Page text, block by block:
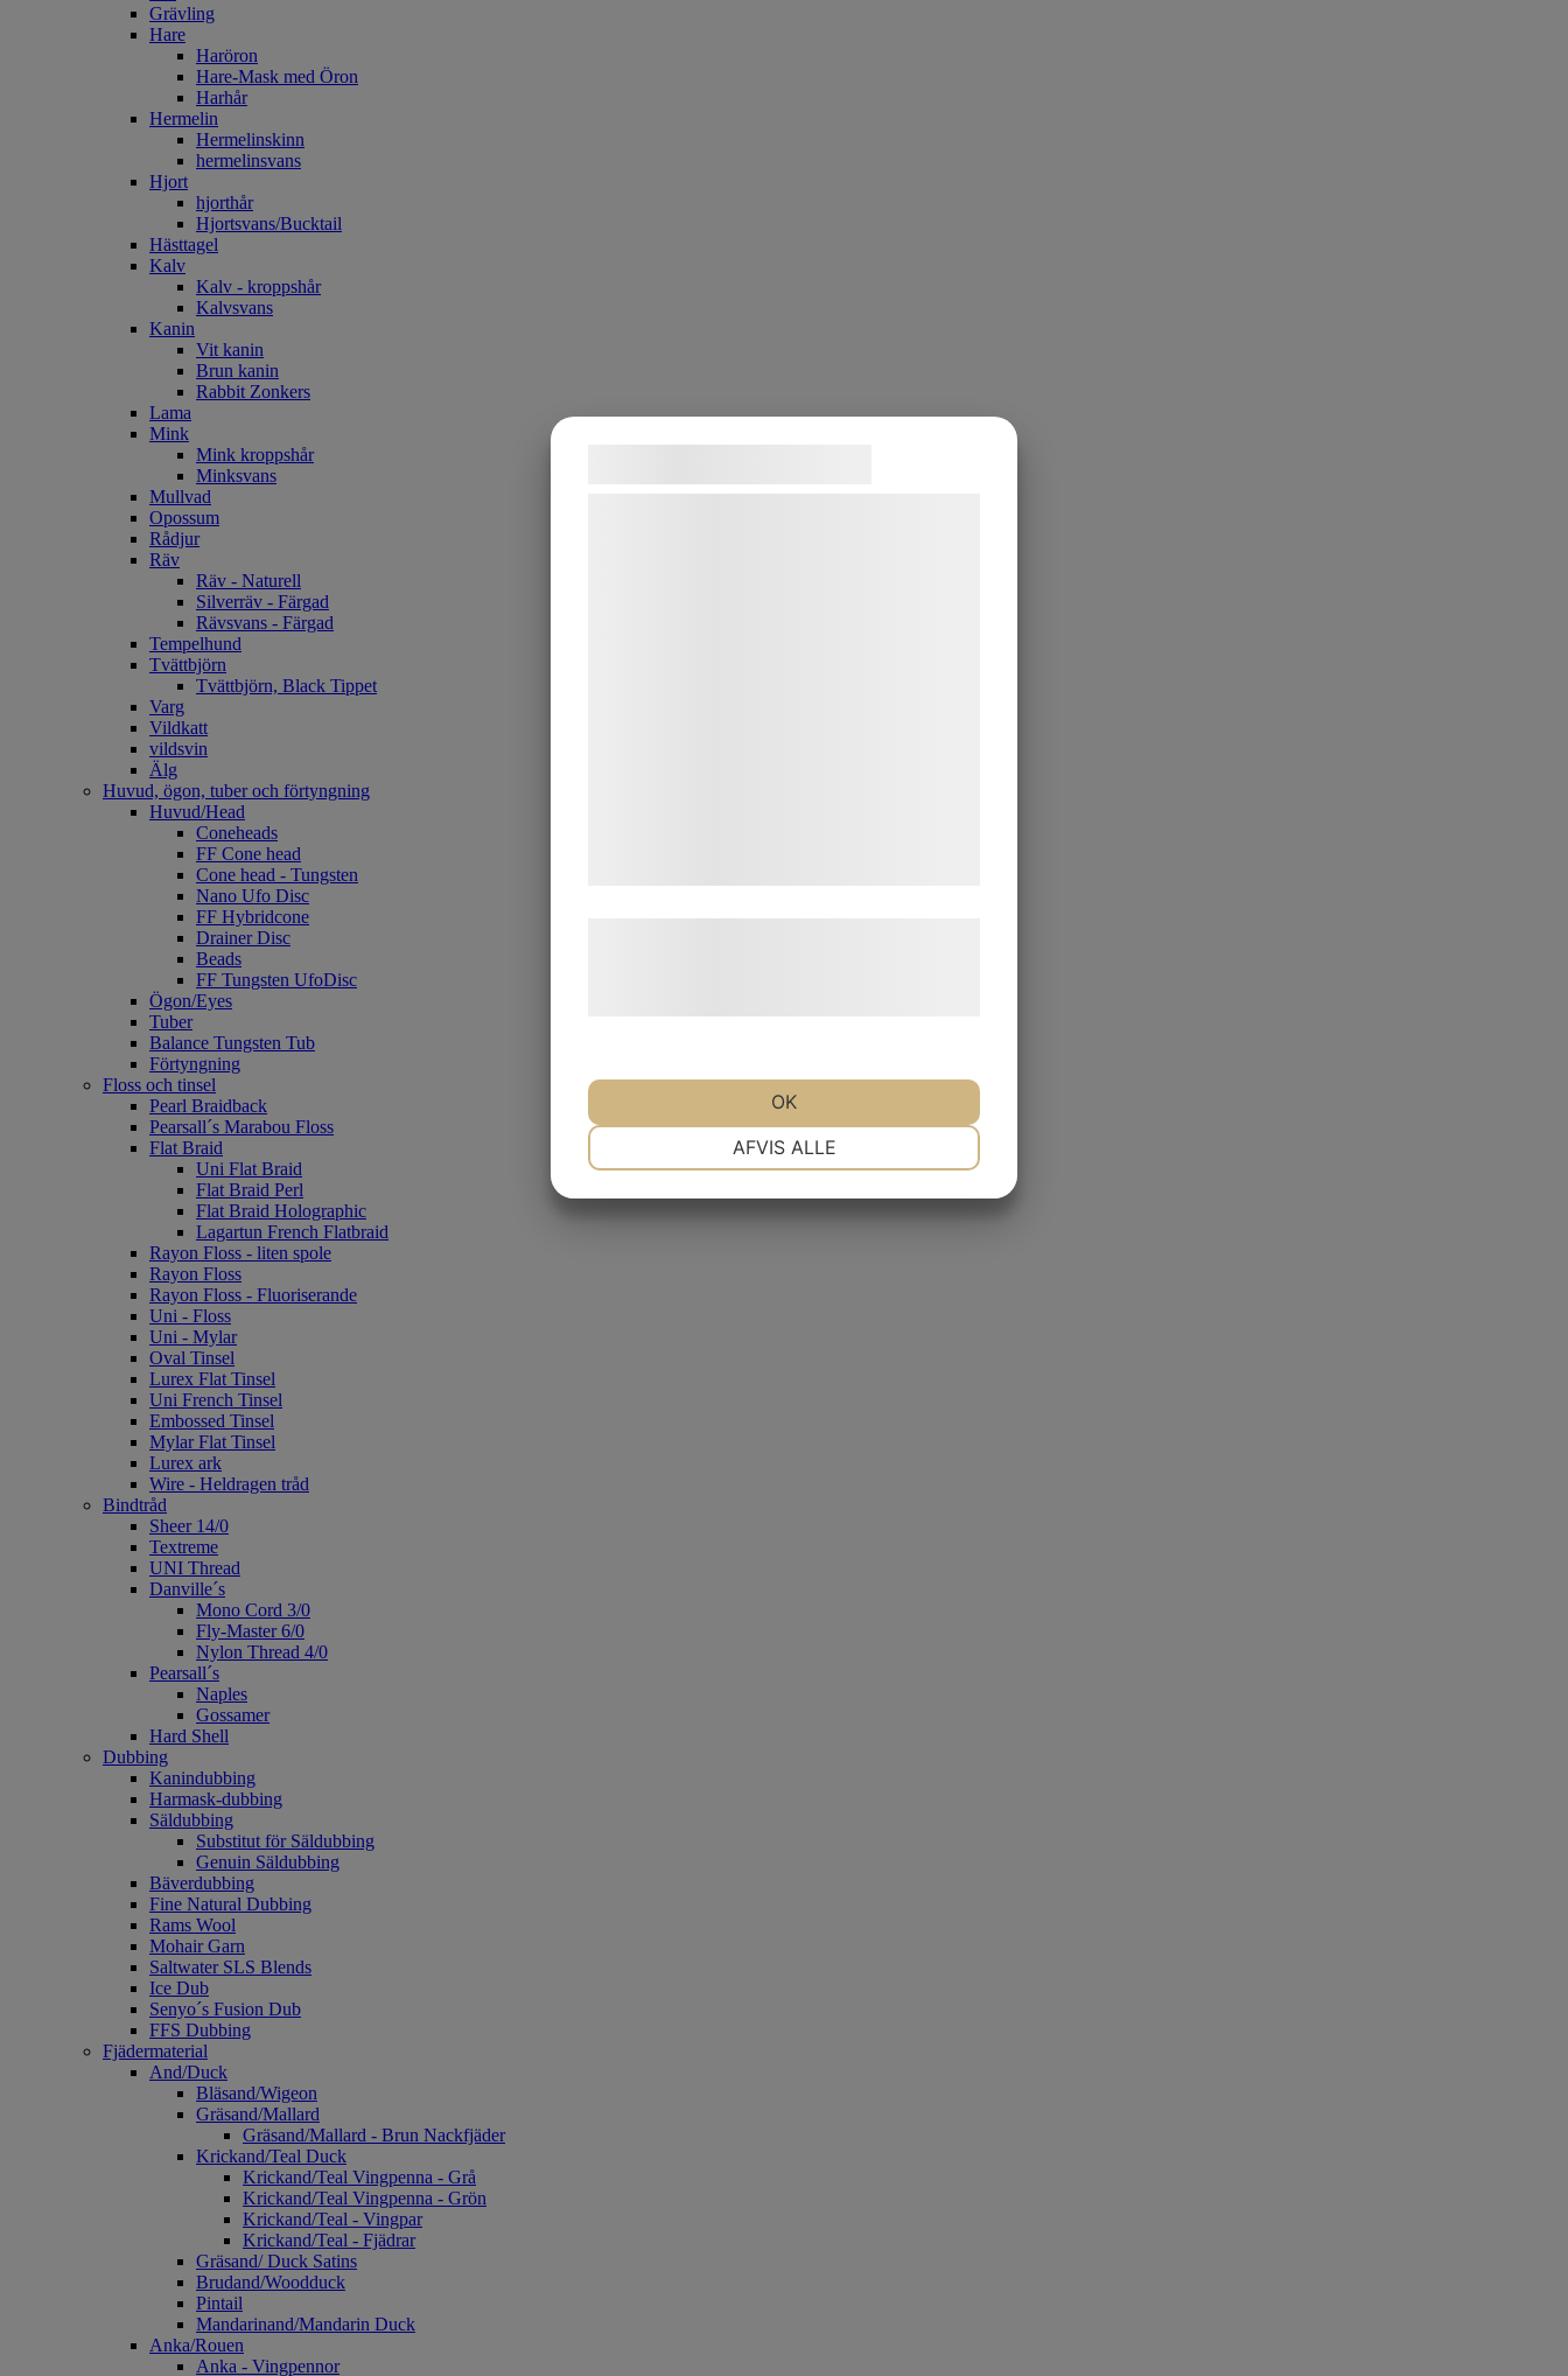
Grävling
Hare
Haröron
Hare-Mask med Öron
Harhår
Hermelin
Hermelinskinn
hermelinsvans
Hjort
hjorthår
Hjortsvans/Bucktail
Hästtagel
Kalv
Kalv - kroppshår
Kalvsvans
Kanin
Vit kanin
Brun kanin
Rabbit Zonkers
Lama
Mink
Mink kroppshår
Minksvans
Mullvad
Opossum
Rådjur
Räv
Räv - Naturell
Silverräv - Färgad
Rävsvans - Färgad
Tempelhund
Tvättbjörn
Tvättbjörn, Black Tippet
Varg
Vildkatt
vildsvin
Älg
Huvud, ögon, tuber och förtyngning
Huvud/Head
Coneheads
FF Cone head
Cone head - Tungsten
Nano Ufo Disc
FF Hybridcone
Drainer Disc
Beads
FF Tungsten UfoDisc
Ögon/Eyes
Tuber
Balance Tungsten Tub
Förtyngning
Floss och tinsel
Pearl Braidback
Pearsall´s Marabou Floss
Flat Braid
Uni Flat Braid
Flat Braid Perl
Flat Braid Holographic
Lagartun French Flatbraid
Rayon Floss - liten spole
Rayon Floss
Rayon Floss - Fluoriserande
Uni - Floss
Uni - Mylar
Oval Tinsel
Lurex Flat Tinsel
Uni French Tinsel
Embossed Tinsel
Mylar Flat Tinsel
Lurex ark
Wire - Heldragen tråd
Bindtråd
Sheer 14/0
Textreme
UNI Thread
Danville´s
Mono Cord 3/0
Fly-Master 6/0
Nylon Thread 4/0
Pearsall´s
Naples
Gossamer
Hard Shell
Dubbing
Kanindubbing
Harmask-dubbing
Säldubbing
Substitut för Säldubbing
Genuin Säldubbing
Bäverdubbing
Fine Natural Dubbing
Rams Wool
Mohair Garn
Saltwater SLS Blends
Ice Dub
Senyo´s Fusion Dub
FFS Dubbing
Fjädermaterial
And/Duck
Bläsand/Wigeon
Gräsand/Mallard
Gräsand/Mallard - Brun Nackfjäder
Krickand/Teal Duck
Krickand/Teal Vingpenna - Grå
Krickand/Teal Vingpenna - Grön
Krickand/Teal - Vingpar
Krickand/Teal - Fjädrar
Gräsand/ Duck Satins
Brudand/Woodduck
Pintail
Mandarinand/Mandarin Duck
Anka/Rouen
Anka - Vingpennor
AFVIS ALLE
OK